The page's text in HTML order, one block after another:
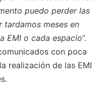
puedo perder las
tardamos meses en
EMI o cada espacio”.
con poca
realización de las EMI